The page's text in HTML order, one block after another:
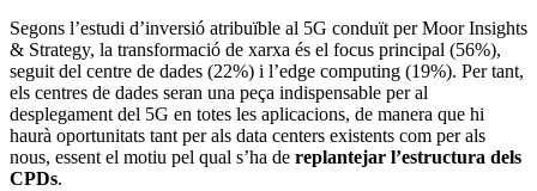
Segons l’estudi d’inversió atribuïble al 5G conduït per Moor Insights
& Strategy, la transformació de xarxa és el focus principal (56%),
seguit del centre de dades (22%) i l’edge computing (19%). Per tant,
els centres de dades seran una peça indispensable per al
desplegament del 5G en totes les aplicacions, de manera que hi
haurà oportunitats tant per als data centers existents com per als
nous, essent el motiu pel qual s’ha de replantejar l’estructura dels
CPDs.